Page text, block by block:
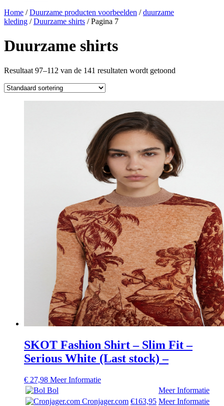
Home /Duurzame producten voorbeelden /duurzame
kleding /Duurzame shirts / Pagina 7
Duurzame shirts
Resultaat 97–112 van de 141 resultaten wordt getoond
SKOT Fashion Shirt – Slim Fit –
Serious White (Last stock) –
€ 27,98 Meer Informatie
Bol
Meer Informatie
Cronjager.com €163,95 Meer Informatie